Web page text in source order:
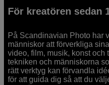
För kreatören sedan
På Scandinavian Photo har
människor att förverkliga
video, film, musik, konst och
tekniken och människorna
rätt verktyg kan förvandla
för att guida dig så att du